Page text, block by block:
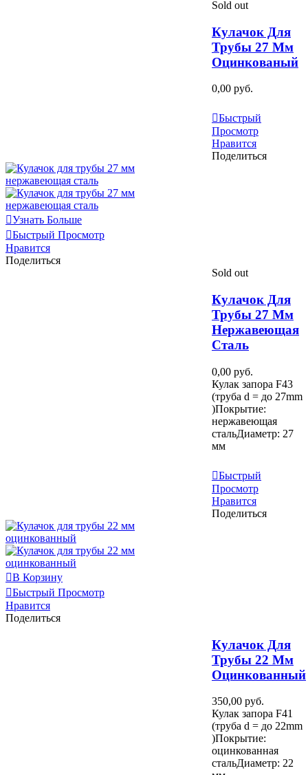
Sold out
Кулачок Для
Трубы 27 Мм
Оцинкованый
0,00 руб.
Быстрый
Просмотр
Нравится
Поделиться
Узнать Больше
Быстрый Просмотр
Нравится
Поделиться
Sold out
Кулачок Для
Трубы 27 Мм
Нержавеющая
Сталь
0,00 руб.
Кулак запора F43
(труба d = до 27mm
)Покрытие:
нержавеющая
стальДиаметр: 27
мм
Быстрый
Просмотр
Нравится
Поделиться
В Корзину
Быстрый Просмотр
Нравится
Поделиться
Кулачок Для
Трубы 22 Мм
Оцинкованный
350,00 руб.
Кулак запора F41
(труба d = до 22mm
)Покрытие:
оцинкованная
стальДиаметр: 22